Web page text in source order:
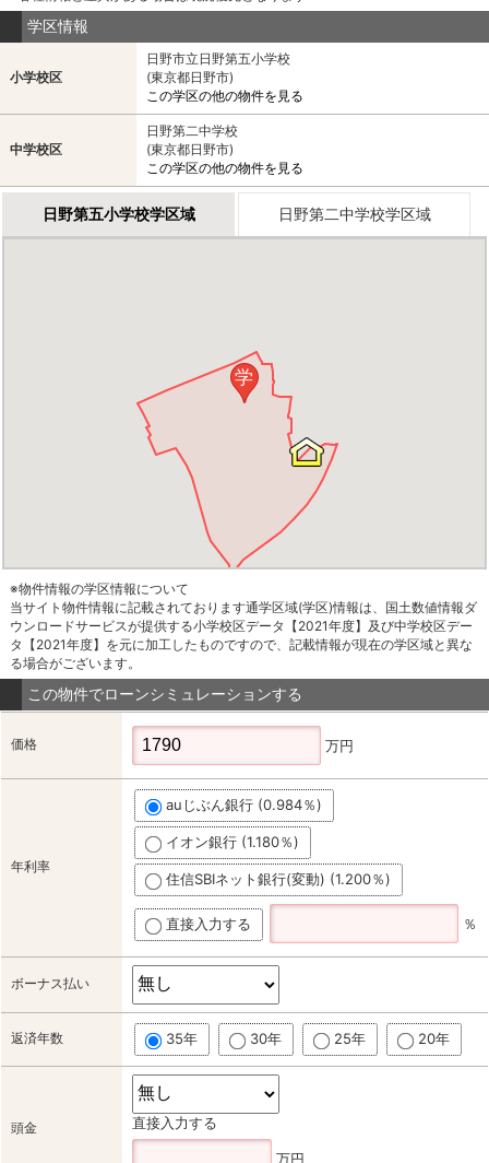
学区情報
小学校区
日野市立日野第五小学校
(東京都日野市)
この学区の他の物件を見る
中学校区
日野第二中学校
(東京都日野市)
この学区の他の物件を見る
日野第五小学校学区域 日野第二中学校学区域
学
※物件情報の学区情報について
当サイト物件情報に記載されております通学区域(学区)情報は、国土数値情報ダ
ウンロードサービスが提供する小学校区データ【2021年度】及び中学校区デー
タ【2021年度】を元に加工したものですので、記載情報が現在の学区域と異な
る場合がございます。
この物件でローンシミュレーションする
価格 万円
年利率
auじぶん銀行 (0.984％)
イオン銀行 (1.180％)
住信SBIネット銀行(変動) (1.200％)
直接入力する ％
ボーナス払い
返済年数 35年 30年 25年 20年
頭金 直接入力する
万円